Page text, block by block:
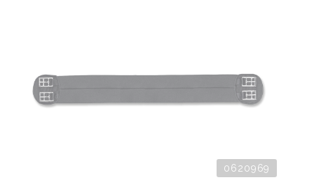
0620969